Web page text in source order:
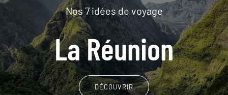
Nos 7 idées de voyage
La Réunion
DÉCOUVRIR